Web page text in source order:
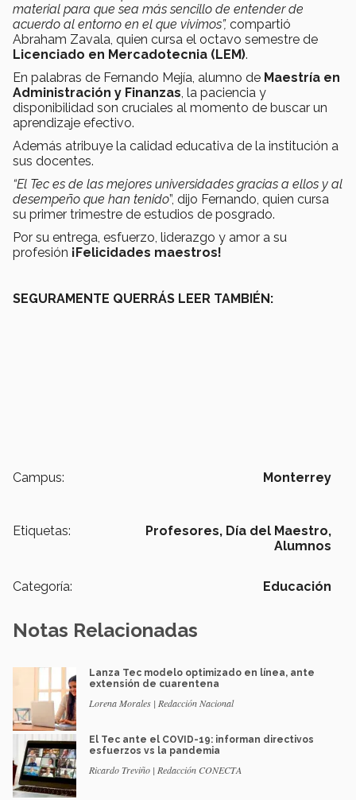
material para que sea más sencillo de entender de
acuerdo al entorno en el que vivimos”, compartió
Abraham Zavala, quien cursa el octavo semestre de
Licenciado en Mercadotecnia (LEM).
En palabras de Fernando Mejía, alumno de Maestría en
Administración y Finanzas, la paciencia y
disponibilidad son cruciales al momento de buscar un
aprendizaje efectivo.
Además atribuye la calidad educativa de la institución a
sus docentes.
“El Tec es de las mejores universidades gracias a ellos y al
desempeño que han tenido”, dijo Fernando, quien cursa
su primer trimestre de estudios de posgrado.
Por su entrega, esfuerzo, liderazgo y amor a su
profesión ¡Felicidades maestros!
SEGURAMENTE QUERRÁS LEER TAMBIÉN:
Campus: Monterrey
Etiquetas: Profesores, Día del Maestro,
Alumnos
Categoría: Educación
Notas Relacionadas
Lanza Tec modelo optimizado en línea, ante
extensión de cuarentena
Lorena Morales | Redacción Nacional
El Tec ante el COVID-19: informan directivos
esfuerzos vs la pandemia
Ricardo Treviño | Redacción CONECTA